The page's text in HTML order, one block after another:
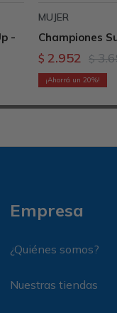
-
MUJER
Championes
$ 2.952 $
20
Empresa
¿Quiénes somos?
Nuestras tiendas